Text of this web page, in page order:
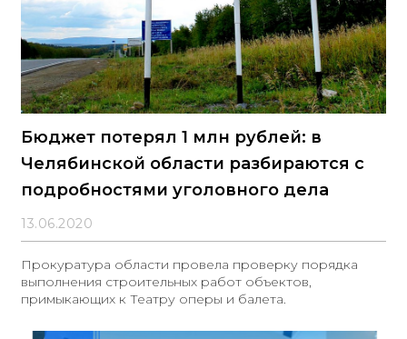
Бюджет потерял 1 млн рублей: в
Челябинской области разбираются с
подробностями уголовного дела
13.06.2020
Прокуратура области провела проверку порядка
выполнения строительных работ объектов,
примыкающих к Театру оперы и балета.